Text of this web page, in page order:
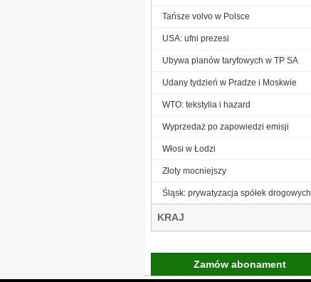
Tańsze volvo w Polsce
USA: ufni prezesi
Ubywa planów taryfowych w TP SA
Udany tydzień w Pradze i Moskwie
WTO: tekstylia i hazard
Wyprzedaż po zapowiedzi emisji
Włosi w Łodzi
Złoty mocniejszy
Śląsk: prywatyzacja spółek drogowych
KRAJ
Zamów abonament